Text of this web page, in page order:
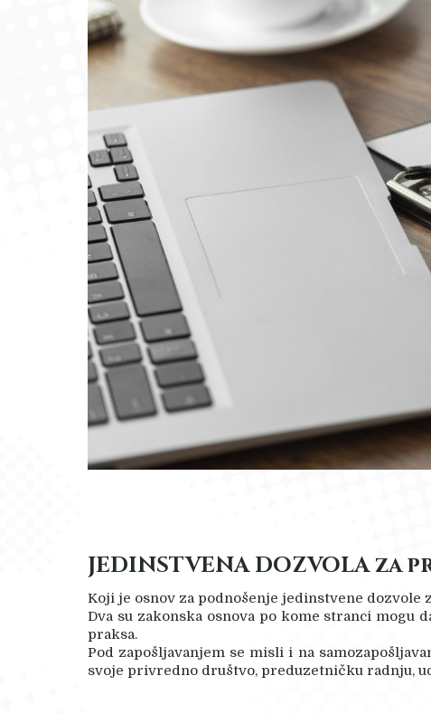
JEDINSTVENA DOZVOLAza
Koji je osnov za podnošenje jedinstvene dozvole
Dva su zakonska osnova po kome stranci mogu
praksa.
Pod zapošljavanjem se misli i na
svoje privredno društvo, preduzetničku radnju,